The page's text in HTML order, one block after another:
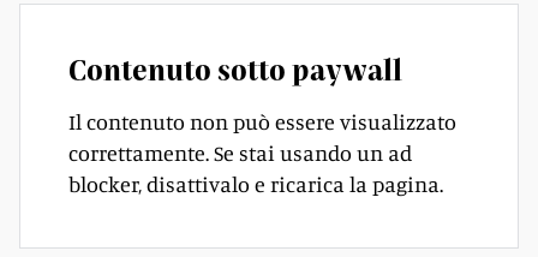
Contenuto sotto paywall
Il contenuto non può essere visualizzato
correttamente. Se stai usando un ad
blocker, disattivalo e ricarica la pagina.